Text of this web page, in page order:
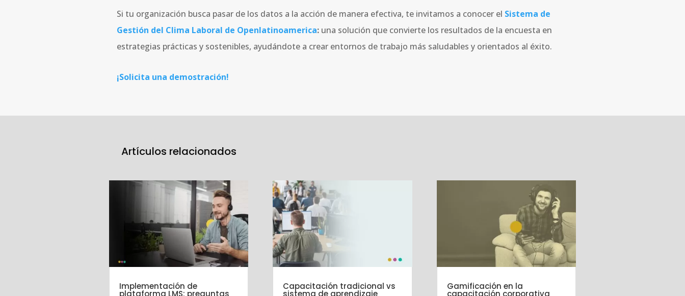
Si tu organización busca pasar de los datos a la acción de manera efectiva, te invitamos a conocer el Sistema de
Gestión del Clima Laboral de Openlatinoamerica: una solución que convierte los resultados de la encuesta en
estrategias prácticas y sostenibles, ayudándote a crear entornos de trabajo más saludables y orientados al éxito.
¡Solicita una demostración!
Artículos relacionados
Implementación de
plataforma LMS: preguntas
Capacitación tradicional vs
sistema de aprendizaje
Gamificación en la
capacitación corporativa